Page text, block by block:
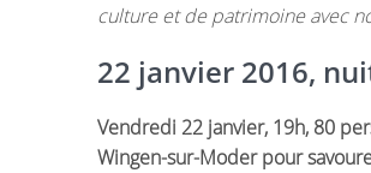
culture et de patrimoine avec
22 janvier 2016,
Vendredi 22 janvier, 19h, 80
Wingen-sur-Moder pour